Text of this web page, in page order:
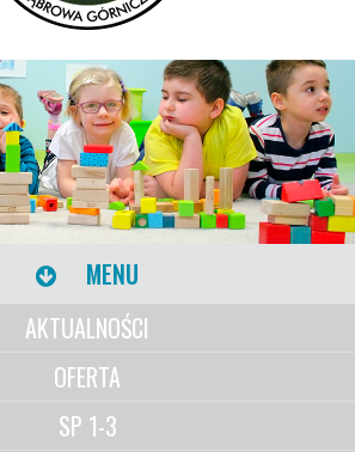
MENU
AKTUALNOŚCI
OFERTA
SP 1-3